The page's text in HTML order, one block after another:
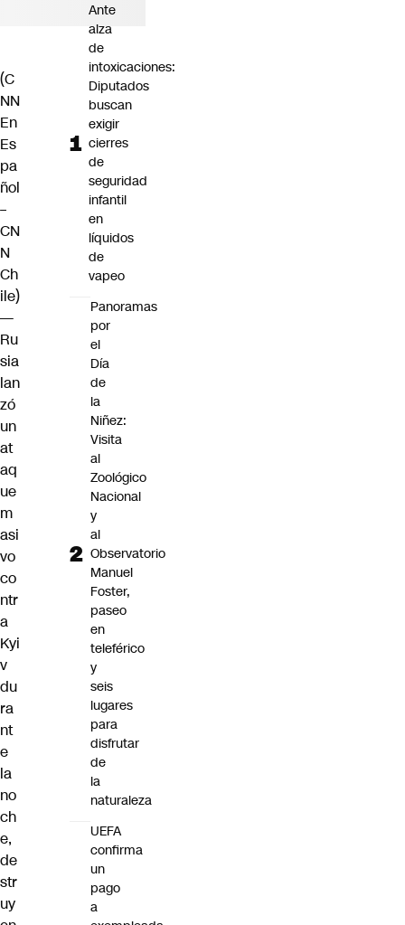
(C
NN
En
Es
pa
ñol
–
CN
N
Ch
ile)
—
Ru
sia
lan
zó
un
at
aq
ue
m
asi
vo
co
ntr
a
Kyi
v
du
ra
nt
e
la
no
ch
e,
de
str
uy
Ante
alza
de
intoxicaciones:
Diputados
buscan
exigir
cierres
de
seguridad
infantil
en
líquidos
de
vapeo
Panoramas
por
el
Día
de
la
Niñez:
Visita
al
Zoológico
Nacional
y
al
Observatorio
Manuel
Foster,
paseo
en
teleférico
y
seis
lugares
para
disfrutar
de
la
naturaleza
UEFA
confirma
un
pago
a